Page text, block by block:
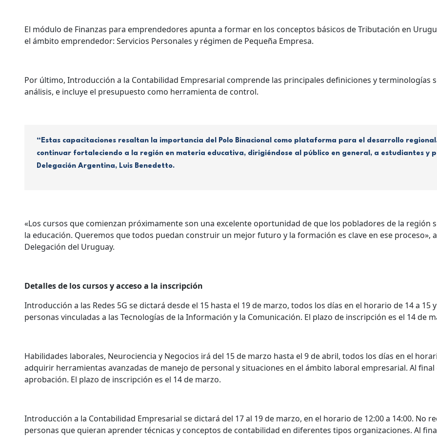
El módulo de Finanzas para emprendedores apunta a formar en los conceptos básicos de Tributación en
el ámbito emprendedor: Servicios Personales y régimen de Pequeña Empresa.
Por último, Introducción a la Contabilidad Empresarial comprende las principales definiciones y terminologías
análisis, e incluye el presupuesto como herramienta de control.
“Estas capacitaciones resaltan la importancia del Polo Binacional como plataforma para el desarrollo
continuar fortaleciendo a la región en materia educativa, dirigiéndose al público en general, a estudiantes y
Delegación Argentina, Luis Benedetto.
«Los cursos que comienzan próximamente son una excelente oportunidad de que los pobladores de la región
la educación. Queremos que todos puedan construir un mejor futuro y la formación es clave en ese proceso»,
Delegación del Uruguay.
Detalles de los cursos y acceso a la inscripción
Introducción a las Redes 5G se dictará desde el 15 hasta el 19 de marzo, todos los días en el horario de 14 a
personas vinculadas a las Tecnologías de la Información y la Comunicación. El plazo de inscripción es el 14 de
Habilidades laborales, Neurociencia y Negocios irá del 15 de marzo hasta el 9 de abril, todos los días en el
adquirir herramientas avanzadas de manejo de personal y situaciones en el ámbito laboral empresarial. Al
aprobación. El plazo de inscripción es el 14 de marzo.
Introducción a la Contabilidad Empresarial se dictará del 17 al 19 de marzo, en el horario de 12:00 a 14:00. No
personas que quieran aprender técnicas y conceptos de contabilidad en diferentes tipos organizaciones. Al